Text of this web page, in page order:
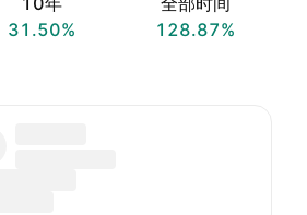
31.50%
128.87%